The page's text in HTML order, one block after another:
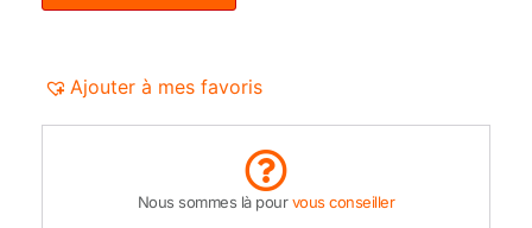
Ajouter à mes favoris
Nous sommes là pourvous conseiller